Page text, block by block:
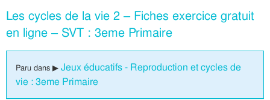
Les cycles de la vie 2 – Fiches exercice gratuit
en ligne – SVT : 3eme Primaire
Paru dans ▶ Jeux éducatifs - Reproduction et cycles de
vie : 3eme Primaire